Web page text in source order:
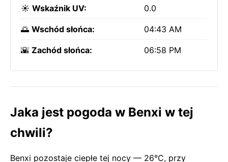
☀️ Wskaźnik UV: 0.0
🌅 Wschód słońca: 04:43 AM
🌇 Zachód słońca: 06:58 PM
Jaka jest pogoda w Benxi w tej
chwili?
Benxi pozostaje ciepłe tej nocy — 26°C, przy